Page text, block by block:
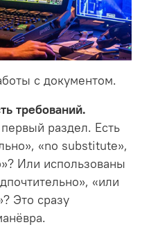
с документом.
требований.
раздел. Есть
«no substitute»,
Или использованы
«или
Это сразу